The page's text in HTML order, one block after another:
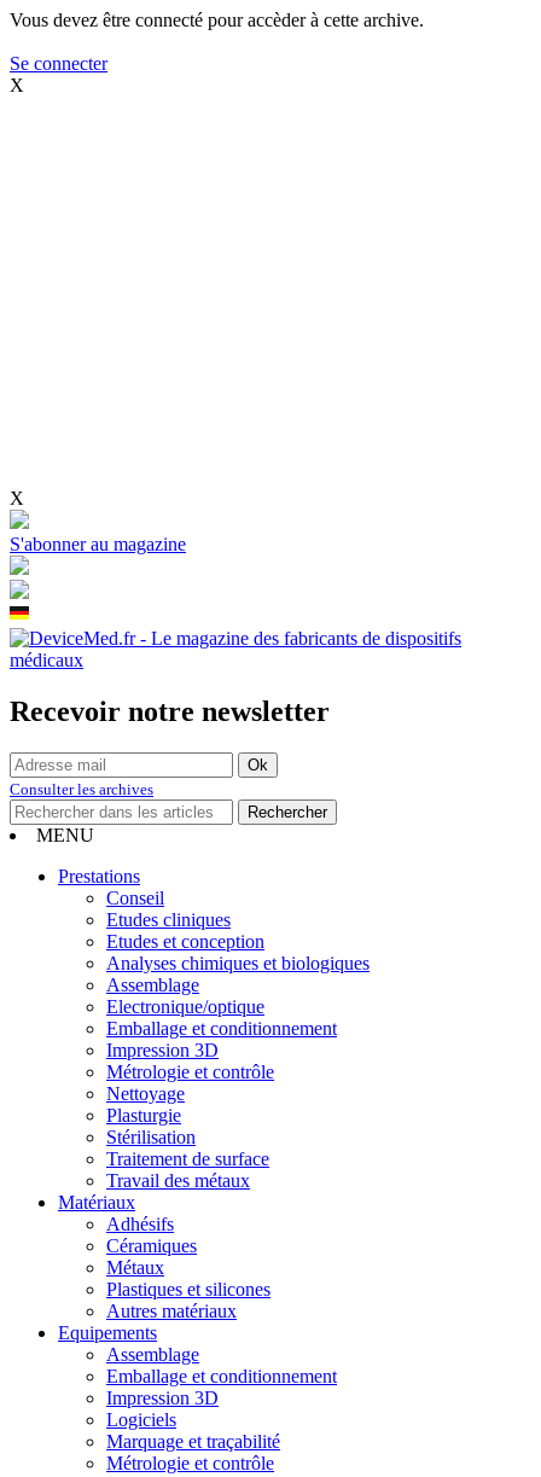
Vous devez être connecté pour accèder à cette archive.
Se connecter
X
X
S'abonner au magazine
Recevoir notre newsletter
Consulter les archives
MENU
Prestations
Conseil
Etudes cliniques
Etudes et conception
Analyses chimiques et biologiques
Assemblage
Electronique/optique
Emballage et conditionnement
Impression 3D
Métrologie et contrôle
Nettoyage
Plasturgie
Stérilisation
Traitement de surface
Travail des métaux
Matériaux
Adhésifs
Céramiques
Métaux
Plastiques et silicones
Autres matériaux
Equipements
Assemblage
Emballage et conditionnement
Impression 3D
Logiciels
Marquage et traçabilité
Métrologie et contrôle